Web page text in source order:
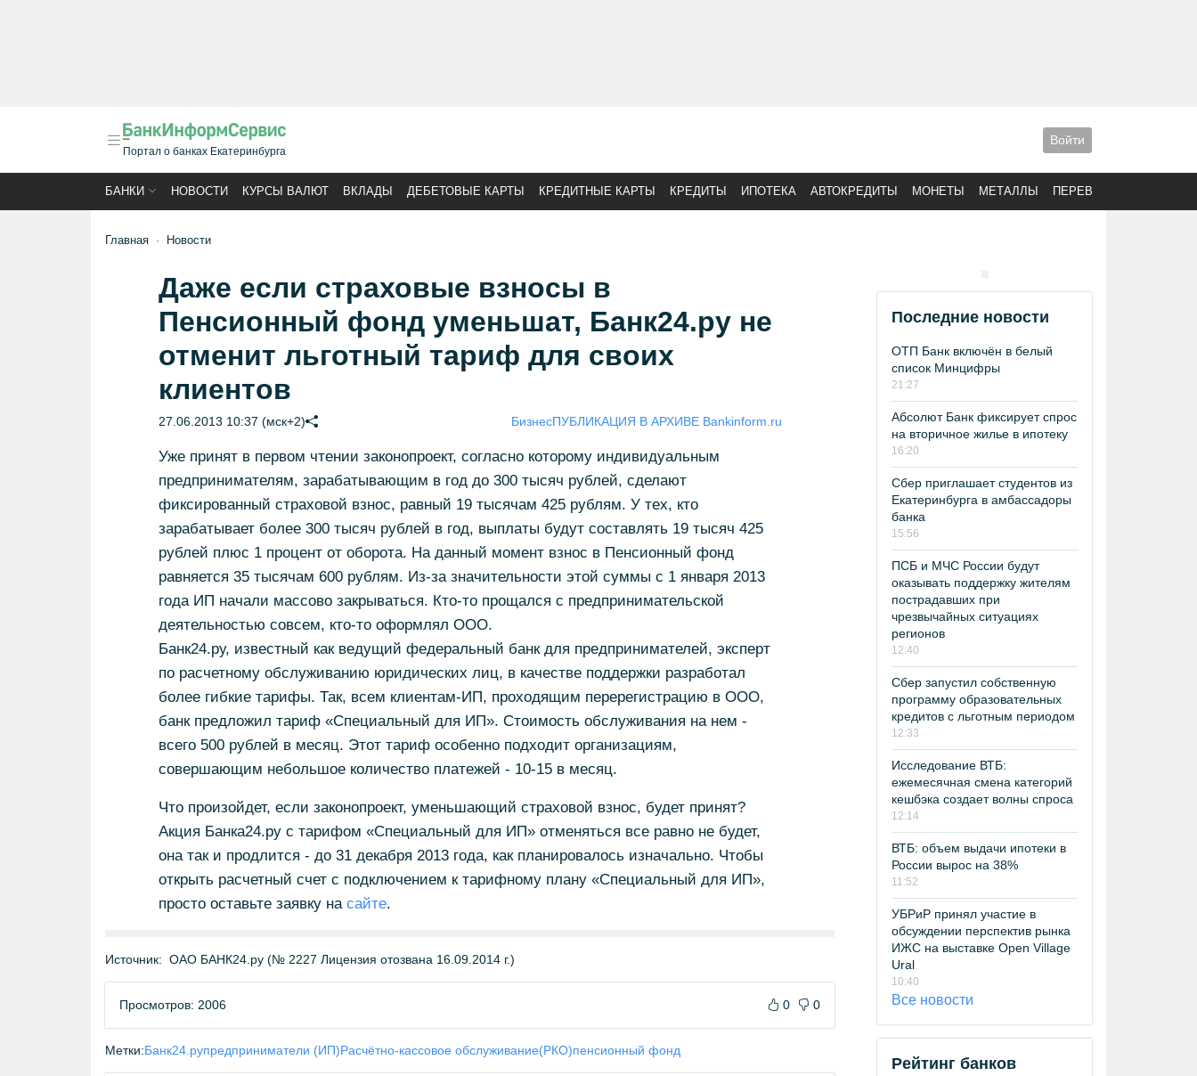
Портал о банках Екатеринбурга
Войти
БАНКИ НОВОСТИ КУРСЫ ВАЛЮТ ВКЛАДЫ ДЕБЕТОВЫЕ КАРТЫ КРЕДИТНЫЕ КАРТЫ КРЕДИТЫ ИПОТЕКА АВТОКРЕДИТЫ МОНЕТЫ МЕТАЛЛЫ ПЕРЕВОДЫ
Главная Новости
Даже если страховые взносы в
Пенсионный фонд уменьшат, Банк24.ру не
отменит льготный тариф для своих
клиентов
27.06.2013 10:37 (мск+2) БизнесПУБЛИКАЦИЯ В АРХИВЕ Bankinform.ru
Уже принят в первом чтении законопроект, согласно которому индивидуальным
предпринимателям, зарабатывающим в год до 300 тысяч рублей, сделают
фиксированный страховой взнос, равный 19 тысячам 425 рублям. У тех, кто
зарабатывает более 300 тысяч рублей в год, выплаты будут составлять 19 тысяч 425
рублей плюс 1 процент от оборота. На данный момент взнос в Пенсионный фонд
равняется 35 тысячам 600 рублям. Из-за значительности этой суммы с 1 января 2013
года ИП начали массово закрываться. Кто-то прощался с предпринимательской
деятельностью совсем, кто-то оформлял ООО.
Банк24.ру, известный как ведущий федеральный банк для предпринимателей, эксперт
по расчетному обслуживанию юридических лиц, в качестве поддержки разработал
более гибкие тарифы. Так, всем клиентам-ИП, проходящим перерегистрацию в ООО,
банк предложил тариф «Специальный для ИП». Стоимость обслуживания на нем -
всего 500 рублей в месяц. Этот тариф особенно подходит организациям,
совершающим небольшое количество платежей - 10-15 в месяц.
Что произойдет, если законопроект, уменьшающий страховой взнос, будет принят?
Акция Банка24.ру с тарифом «Специальный для ИП» отменяться все равно не будет,
она так и продлится - до 31 декабря 2013 года, как планировалось изначально. Чтобы
открыть расчетный счет с подключением к тарифному плану «Специальный для ИП»,
просто оставьте заявку на сайте.
Источник: ОАО БАНК24.ру (№ 2227 Лицензия отозвана 16.09.2014 г.)
Просмотров: 2006 0 0
Метки:Банк24.рупредприниматели (ИП)Расчётно-кассовое обслуживание(РКО)пенсионный фонд
Последние новости
ОТП Банк включён в белый
список Минцифры
21:27
Абсолют Банк фиксирует спрос
на вторичное жилье в ипотеку
16:20
Сбер приглашает студентов из
Екатеринбурга в амбассадоры
банка
15:56
ПСБ и МЧС России будут
оказывать поддержку жителям
пострадавших при
чрезвычайных ситуациях
регионов
12:40
Сбер запустил собственную
программу образовательных
кредитов с льготным периодом
12:33
Исследование ВТБ:
ежемесячная смена категорий
кешбэка создает волны спроса
12:14
ВТБ: объем выдачи ипотеки в
России вырос на 38%
11:52
УБРиР принял участие в
обсуждении перспектив рынка
ИЖС на выставке Open Village
Ural
10:40
Все новости
Рейтинг банков